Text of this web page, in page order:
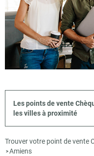
Les points de vente
les villes à proximité
Trouver votre point de vente
>Amiens